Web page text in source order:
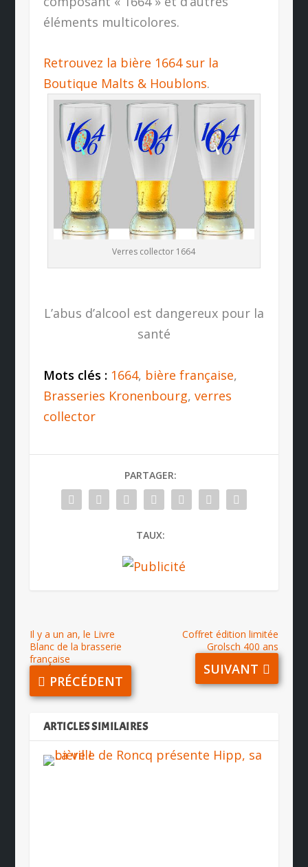
éléments multicolores.
Retrouvez la bière 1664 sur la
Boutique Malts & Houblons.
Verres collector 1664
L’abus d’alcool est dangereux pour la
santé
Mots clés : 1664, bière française,
Brasseries Kronenbourg, verres
collector
PARTAGER:
TAUX:
Il y a un an, le Livre
Blanc de la brasserie
française
PRÉCÉDENT
Coffret édition limitée
Grolsch 400 ans
SUIVANT
ARTICLES SIMILAIRES